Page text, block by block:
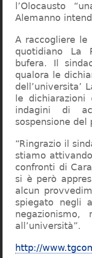
l’Olocausto
Alemanno
A raccogliere le
quotidiano La
bufera. Il
qualora le
dell’universita’
le
indagini di
sospensione del
“Ringrazio il
stiamo
confronti di
si è però
alcun
spiegato negli
all’università”.
http://